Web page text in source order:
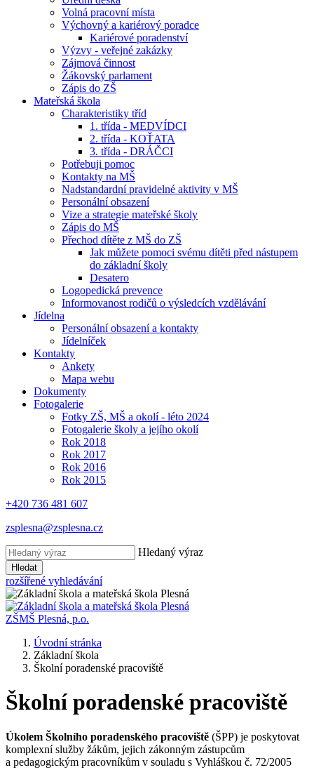
Volná pracovní místa
Výchovný a kariérový poradce
Kariérové poradenství
Výzvy - veřejné zakázky
Zájmová činnost
Žákovský parlament
Zápis do ZŠ
Mateřská škola
Charakteristiky tříd
1. třída - MEDVÍDCI
2. třída - KOŤATA
3. třída - DRÁČCI
Potřebuji pomoc
Kontakty na MŠ
Nadstandardní pravidelné aktivity v MŠ
Personální obsazení
Vize a strategie mateřské školy
Zápis do MŠ
Přechod dítěte z MŠ do ZŠ
Jak můžete pomoci svému dítěti před nástupem
do základní školy
Desatero
Logopedická prevence
Informovanost rodičů o výsledcích vzdělávání
Jídelna
Personální obsazení a kontakty
Jídelníček
Kontakty
Ankety
Mapa webu
Dokumenty
Fotogalerie
Fotky ZŠ, MŠ a okolí - léto 2024
Fotogalerie školy a jejího okolí
Rok 2018
Rok 2017
Rok 2016
Rok 2015
+420 736 481 607
zsplesna@zsplesna.cz
Hledaný výraz
Hledat
rozšířené vyhledávání
ZŠMŠ Plesná, p.o.
Úvodní stránka
Základní škola
Školní poradenské pracoviště
Školní poradenské pracoviště
Úkolem Školního poradenského pracoviště (ŠPP) je poskytovat
komplexní služby žákům, jejich zákonným zástupcům
a pedagogickým pracovníkům v souladu s Vyhláškou č. 72/2005